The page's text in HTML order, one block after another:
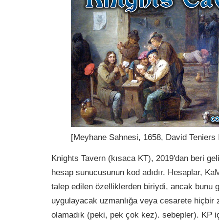
[Meyhane Sahnesi, 1658, David Teniers
Knights Tavern (kısaca KT), 2019'dan beri
hesap sunucusunun kod adıdır. Hesaplar,
talep edilen özelliklerden biriydi, ancak bunu
uygulayacak uzmanlığa veya cesarete hiçbir
olamadık (peki, pek çok kez). sebepler). KP